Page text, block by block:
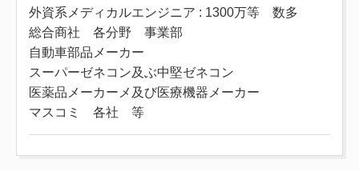
外資系メディカルエンジニア : 1300万等 数多
総合商社 各分野 事業部
自動車部品メーカー
スーパーゼネコン及ぶ中堅ゼネコン
医薬品メーカーメ及び医療機器メーカー
マスコミ 各社 等